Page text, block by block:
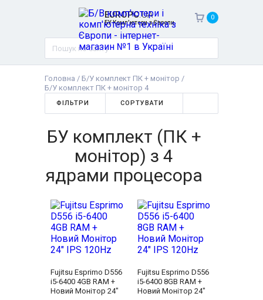
EUROPC.UA
БУ Комп'ютери з Європи
0
Головна / Б/У комплект ПК + монітор /
Б/У комплект ПК + монітор 4
ФІЛЬТРИ СОРТУВАТИ
БУ комплект (ПК +
монітор) з 4
ядрами процесора
Fujitsu Esprimo D556
i5-6400 4GB RAM +
Новий Монітор 24"
Fujitsu Esprimo D556
i5-6400 8GB RAM +
Новий Монітор 24"